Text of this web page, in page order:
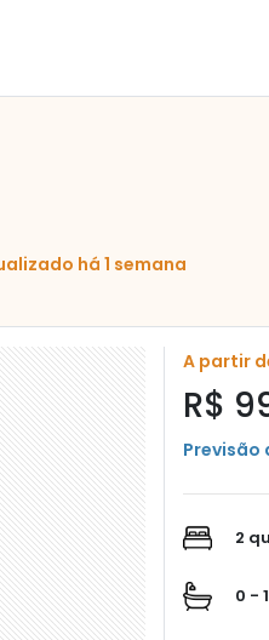
há 1 semana
A partir
R$
Previsão
2
0 -